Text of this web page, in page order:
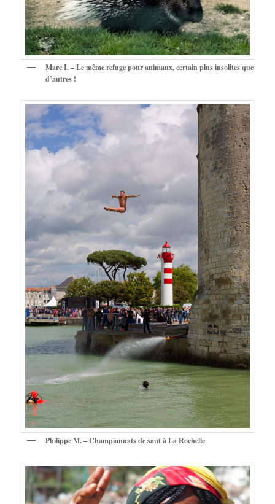
Marc I. – Le même refuge pour animaux, certain plus insolites que
d’autres !
Philippe M. – Championnats de saut à La Rochelle